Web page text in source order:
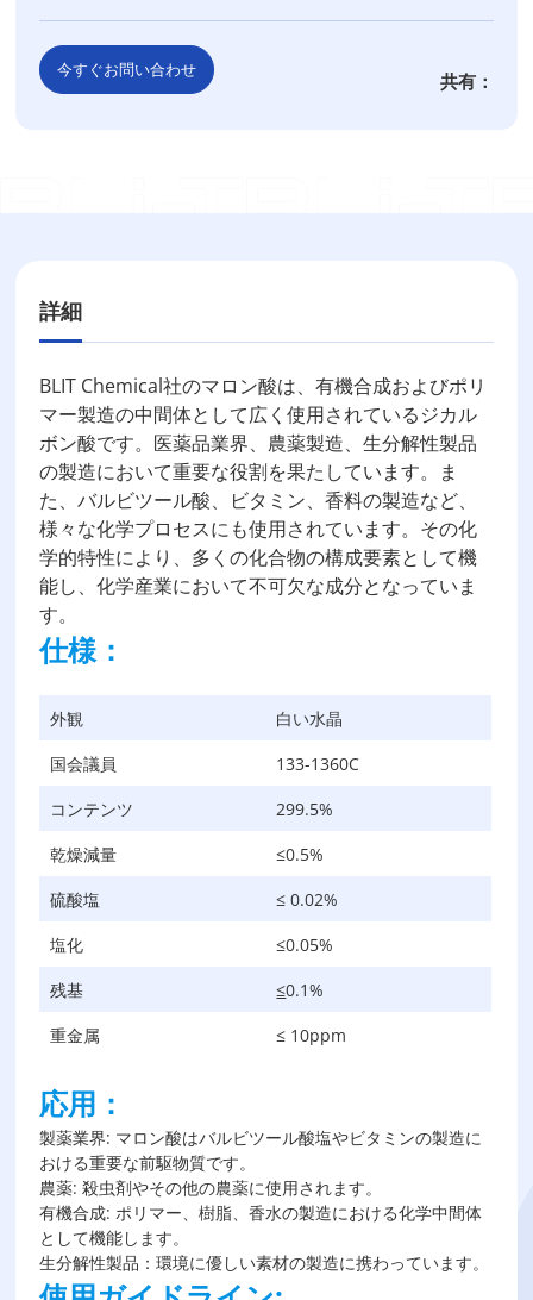
今すぐお問い合わせ 共有：
詳細
BLIT Chemical社のマロン酸は、有機合成およびポリ
マー製造の中間体として広く使用されているジカル
ボン酸です。医薬品業界、農薬製造、生分解性製品
の製造において重要な役割を果たしています。ま
た、バルビツール酸、ビタミン、香料の製造など、
様々な化学プロセスにも使用されています。その化
学的特性により、多くの化合物の構成要素として機
能し、化学産業において不可欠な成分となっていま
す。
仕様：
外観
白い水晶
国会議員
133-1360C
コンテンツ
299.5%
乾燥減量
≤0.5%
硫酸塩
≤ 0.02%
塩化
≤0.05%
残基
≤0.1%
重金属
≤ 10ppm
応用：
製薬業界: マロン酸はバルビツール酸塩やビタミンの製造に
おける重要な前駆物質です。
農薬: 殺虫剤やその他の農薬に使用されます。
有機合成: ポリマー、樹脂、香水の製造における化学中間体
として機能します。
生分解性製品：環境に優しい素材の製造に携わっています。